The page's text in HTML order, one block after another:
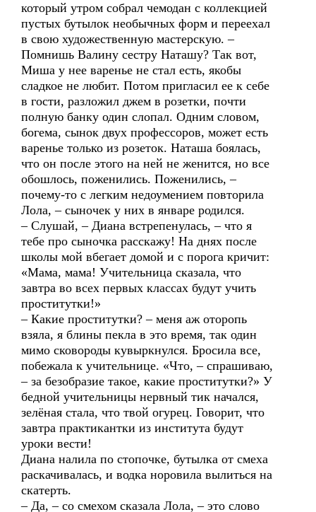
который утром собрал чемодан с коллекцией
пустых бутылок необычных форм и переехал
в свою художественную мастерскую. –
Помнишь Валину сестру Наташу? Так вот,
Миша у нее варенье не стал есть, якобы
сладкое не любит. Потом пригласил ее к себе
в гости, разложил джем в розетки, почти
полную банку один слопал. Одним словом,
богема, сынок двух профессоров, может есть
варенье только из розеток. Наташа боялась,
что он после этого на ней не женится, но все
обошлось, поженились. Поженились, –
почему-то с легким недоумением повторила
Лола, – сыночек у них в январе родился.
– Слушай, – Диана встрепенулась, – что я
тебе про сыночка расскажу! На днях после
школы мой вбегает домой и с порога кричит:
«Мама, мама! Учительница сказала, что
завтра во всех первых классах будут учить
проститутки!»
– Какие проститутки? – меня аж оторопь
взяла, я блины пекла в это время, так один
мимо сковороды кувыркнулся. Бросила все,
побежала к учительнице. «Что, – спрашиваю,
– за безобразие такое, какие проститутки?» У
бедной учительницы нервный тик начался,
зелёная стала, что твой огурец. Говорит, что
завтра практикантки из института будут
уроки вести!
Диана налила по стопочке, бутылка от смеха
раскачивалась, и водка норовила вылиться на
скатерть.
– Да, – со смехом сказала Лола, – это слово